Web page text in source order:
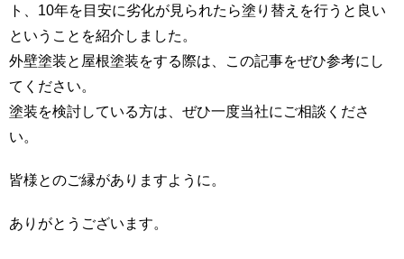
ト、10年を目安に劣化が見られたら塗り替えを行うと良い
ということを紹介しました。
外壁塗装と屋根塗装をする際は、この記事をぜひ参考にし
てください。
塗装を検討している方は、ぜひ一度当社にご相談くださ
い。
皆様とのご縁がありますように。
ありがとうございます。